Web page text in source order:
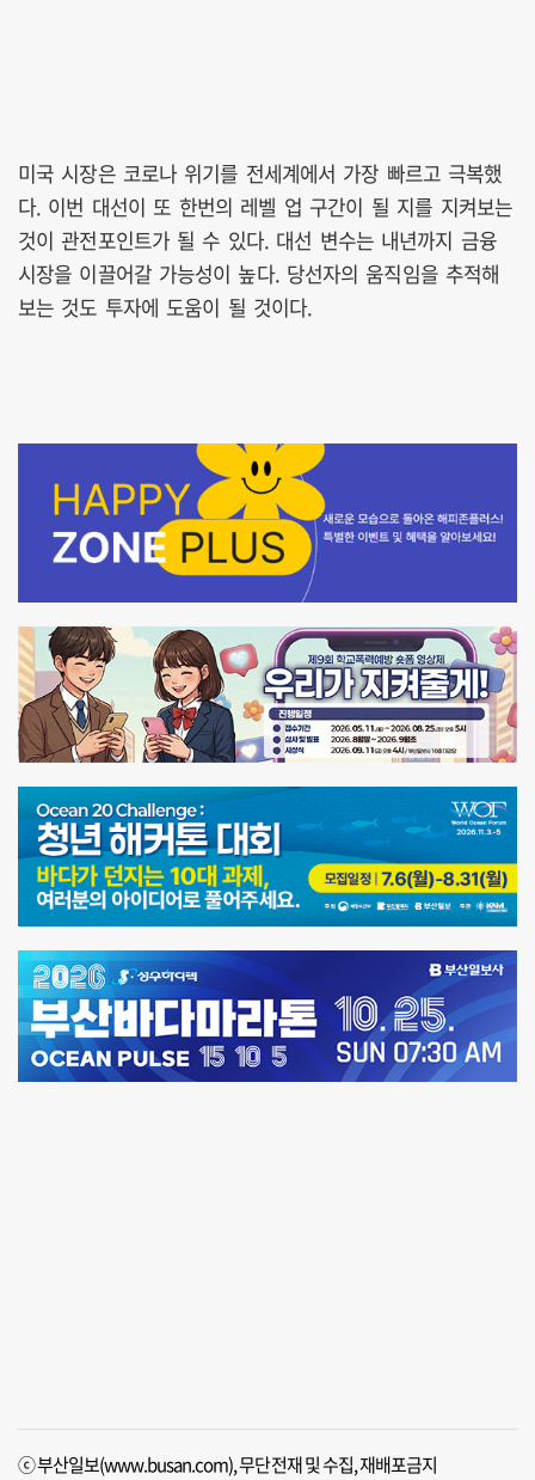
미국 시장은 코로나 위기를 전세계에서 가장 빠르고 극복했
다. 이번 대선이 또 한번의 레벨 업 구간이 될 지를 지켜보는
것이 관전포인트가 될 수 있다. 대선 변수는 내년까지 금융
시장을 이끌어갈 가능성이 높다. 당선자의 움직임을 추적해
보는 것도 투자에 도움이 될 것이다.
ⓒ 부산일보(www.busan.com), 무단전재 및 수집, 재배포금지